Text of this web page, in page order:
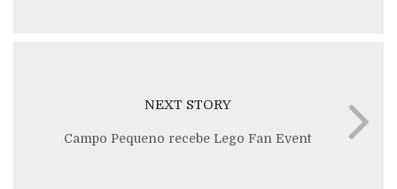
NEXT STORY
Campo Pequeno recebe Lego Fan Event